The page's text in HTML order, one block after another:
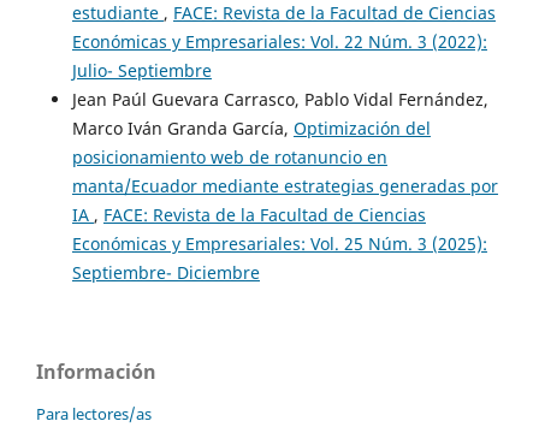
estudiante , FACE: Revista de la Facultad de Ciencias
Económicas y Empresariales: Vol. 22 Núm. 3 (2022):
Julio- Septiembre
Jean Paúl Guevara Carrasco, Pablo Vidal Fernández,
Marco Iván Granda García, Optimización del
posicionamiento web de rotanuncio en
manta/Ecuador mediante estrategias generadas por
IA , FACE: Revista de la Facultad de Ciencias
Económicas y Empresariales: Vol. 25 Núm. 3 (2025):
Septiembre- Diciembre
Información
Para lectores/as